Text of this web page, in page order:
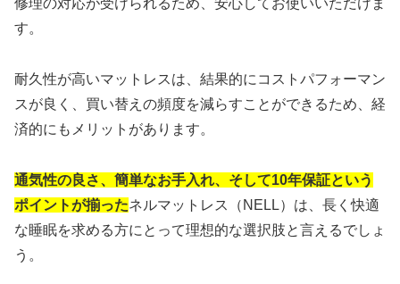
修理の対応が受けられるため、安心してお使いいただけま
す。
耐久性が高いマットレスは、結果的にコストパフォーマン
スが良く、買い替えの頻度を減らすことができるため、経
済的にもメリットがあります。
通気性の良さ、簡単なお手入れ、そして10年保証という
ポイントが揃ったネルマットレス（NELL）は、長く快適
な睡眠を求める方にとって理想的な選択肢と言えるでしょ
う。